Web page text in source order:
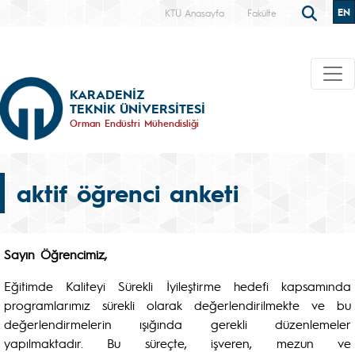
KTÜ Anasayfa Fakülte EN
KARADENİZ
TEKNİK ÜNİVERSİTESİ
Orman Endüstri Mühendisliği
aktif öğrenci anketi
Sayın Öğrencimiz,
Eğitimde Kaliteyi Sürekli İyileştirme hedefi kapsamında
programlarımız sürekli olarak değerlendirilmekte ve bu
değerlendirmelerin ışığında gerekli düzenlemeler
yapılmaktadır. Bu süreçte, işveren, mezun ve